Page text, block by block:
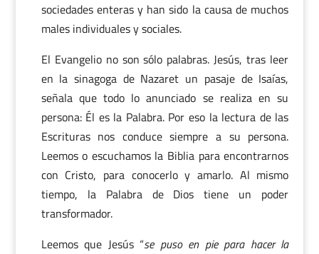
sociedades enteras y han sido la causa de muchos
males individuales y sociales.
El Evangelio no son sólo palabras. Jesús, tras leer
en la sinagoga de Nazaret un pasaje de Isaías,
señala que todo lo anunciado se realiza en su
persona: Él es la Palabra. Por eso la lectura de las
Escrituras nos conduce siempre a su persona.
Leemos o escuchamos la Biblia para encontrarnos
con Cristo, para conocerlo y amarlo. Al mismo
tiempo, la Palabra de Dios tiene un poder
transformador.
Leemos que Jesús “se puso en pie para hacer la